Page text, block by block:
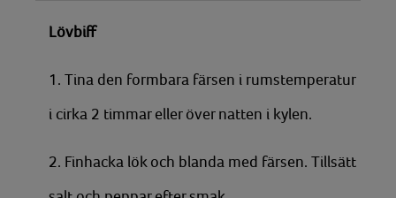
Lövbiff
1. Tina den formbara färsen i rumstemperatur
i cirka 2 timmar eller över natten i kylen.
2. Finhacka lök och blanda med färsen. Tillsätt